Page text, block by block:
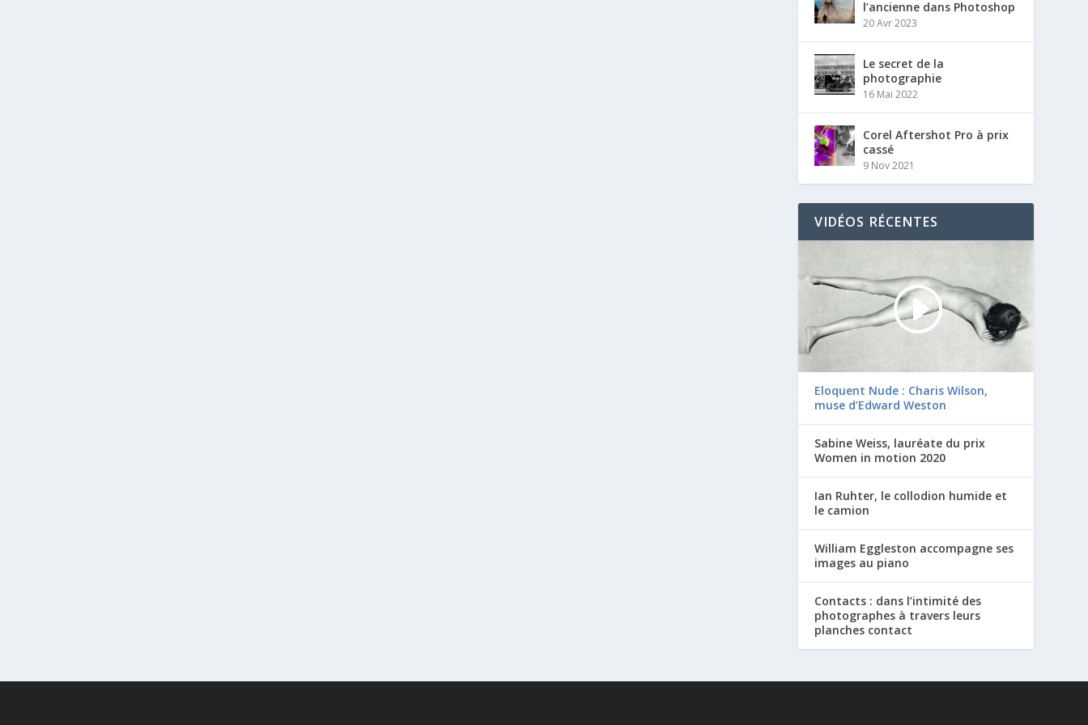
l’ancienne dans Photoshop
20 Avr 2023
Le secret de la
photographie
16 Mai 2022
Corel Aftershot Pro à prix
cassé
9 Nov 2021
VIDÉOS RÉCENTES
Eloquent Nude : Charis Wilson,
muse d’Edward Weston
Sabine Weiss, lauréate du prix
Women in motion 2020
Ian Ruhter, le collodion humide et
le camion
William Eggleston accompagne ses
images au piano
Contacts : dans l’intimité des
photographes à travers leurs
planches contact